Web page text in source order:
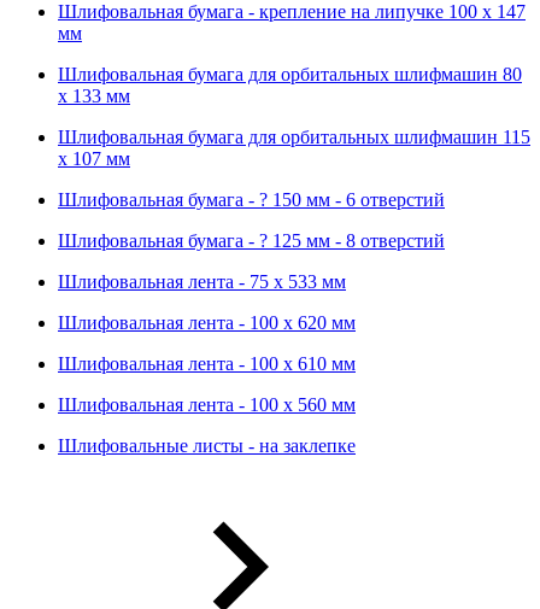
Шлифовальная бумага - крепление на липучке 100 х 147
мм
Шлифовальная бумага для орбитальных шлифмашин 80
х 133 мм
Шлифовальная бумага для орбитальных шлифмашин 115
х 107 мм
Шлифовальная бумага - ? 150 мм - 6 отверстий
Шлифовальная бумага - ? 125 мм - 8 отверстий
Шлифовальная лента - 75 х 533 мм
Шлифовальная лента - 100 х 620 мм
Шлифовальная лента - 100 х 610 мм
Шлифовальная лента - 100 х 560 мм
Шлифовальные листы - на заклепке